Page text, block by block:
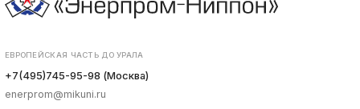
ЕВРОПЕЙСКАЯ ЧАСТЬ ДО УРАЛА
+7(495)745-95-98 (Москва)
enerprom@mikuni.ru